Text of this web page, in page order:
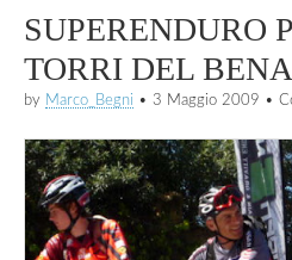
SUPERENDURO
TORRI DEL
by Marco_Begni • 3 Maggio 2009 •